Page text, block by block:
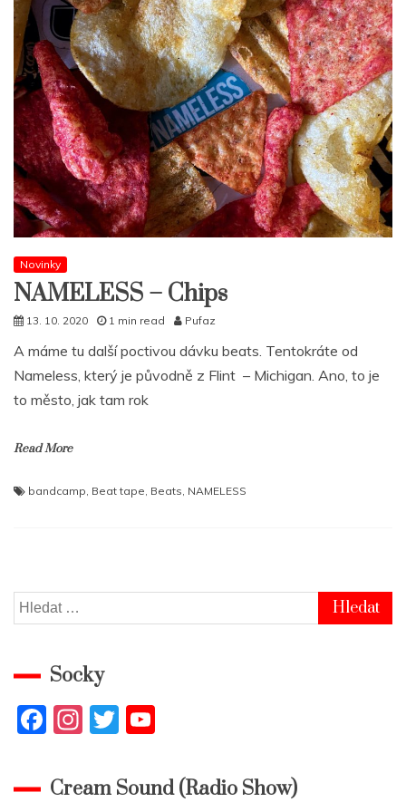
Novinky
NAMELESS – Chips
13. 10. 2020 1 min read Pufaz
A máme tu další poctivou dávku beats. Tentokráte od
Nameless, který je původně z Flint – Michigan. Ano, to je
to město, jak tam rok
Read More
bandcamp Beat tape Beats NAMELESS
Vyhledávání
Socky
F
c
In
a
T
itt u
Cream Sound (Radio Show)